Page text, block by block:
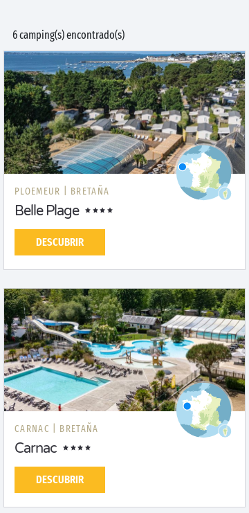
6 camping(s) encontrado(s)
PLOEMEUR | BRETAÑA
Belle Plage
DESCUBRIR
CARNAC | BRETAÑA
Carnac
DESCUBRIR